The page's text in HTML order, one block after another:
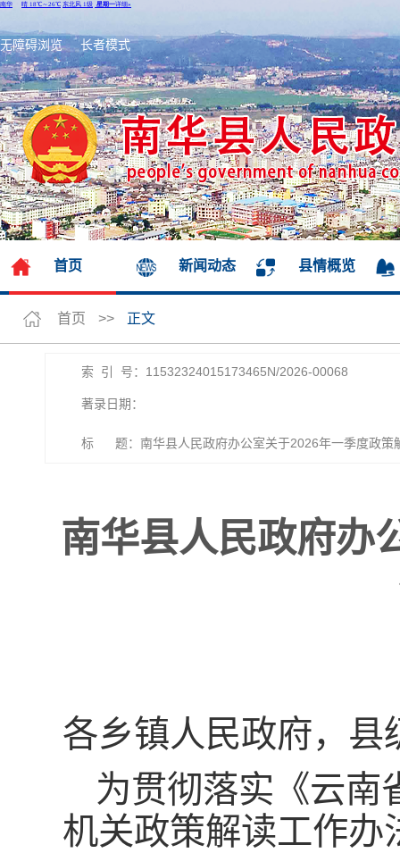
无障碍浏览 长者模式
首页 新闻动态 县情概览
首页 >> 正文
索 引 号：11532324015173465N/2026-00068
著录日期：
标 题：南华县人民政府办公室关于2026年一季度政策
南华县人民政府办
各乡镇人民政府，县
为贯彻落实《云南
机关政策解读工作办